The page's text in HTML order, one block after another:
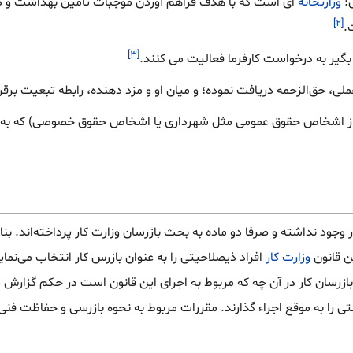
[۲]
به درخواست کارفرما فعالیت می کنند.[۳]
حق‌الزحمه دریافت نموده؛ و میان او و مزد دهنده، رابطه تبعیت
اشخاص حقوق عمومی مثل شهرداری یا اشخاص حقوق خصوصی) که
وجود نداشته و صرفا دو ماده به بحث بازرسان وزارت کار پرداخته‌اند.
قانونوزارت کار افراد ذیصلاحیتی را به عنوان بازرس کار انتخاب
کار در آن چه که مربوط به اجرای این‌ قانون است در حکم گزارش
را به موقع اجراء گذارند. مقررات مربوط به نحوه بازرسی و حفاظت